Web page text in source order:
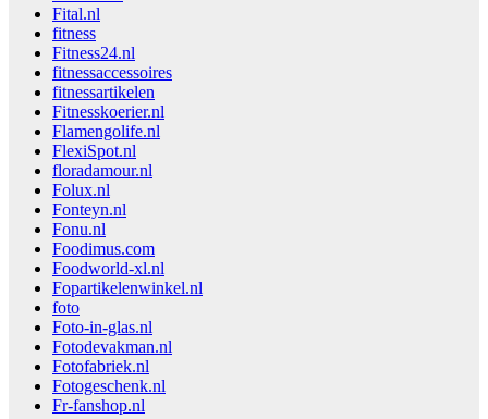
Fital.nl
fitness
Fitness24.nl
fitnessaccessoires
fitnessartikelen
Fitnesskoerier.nl
Flamengolife.nl
FlexiSpot.nl
floradamour.nl
Folux.nl
Fonteyn.nl
Fonu.nl
Foodimus.com
Foodworld-xl.nl
Fopartikelenwinkel.nl
foto
Foto-in-glas.nl
Fotodevakman.nl
Fotofabriek.nl
Fotogeschenk.nl
Fr-fanshop.nl